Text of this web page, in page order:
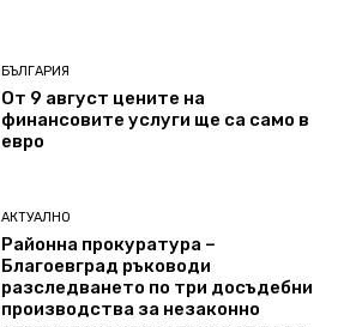
БЪЛГАРИЯ
От 9 август цените на
финансовите услуги ще са само в
евро
АКТУАЛНО
Районна прокуратура –
Благоевград ръководи
разследването по три досъдебни
производства за незаконно